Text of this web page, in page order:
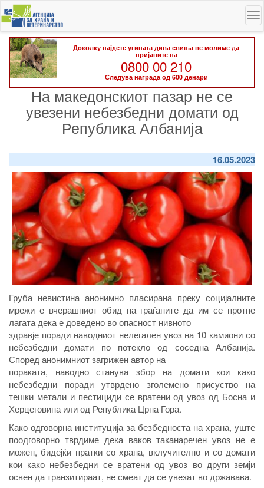
Skip
to
main
content
Доколку најдете угината дива свиња ве молиме да
пријавите на
0800 00 210
Следува награда од 600 денари
На македонскиот пазар не се
увезени небезбедни домати од
Република Албанија
16.05.2023
Груба невистина анонимно пласирана преку социјалните
мрежи е вчерашниот обид на граѓаните да им се протне
лагата дека е доведено во опасност нивното
здравје поради наводниот нелегален увоз на 10 камиони со
небезбедни домати по потекло од соседна Албанија.
Според анонимниот загрижен автор на
пораката, наводно станува збор на домати кои како
небезбедни поради утврдено зголемено присуство на
тешки метали и пестициди се вратени од увоз од Босна и
Херцеговина или од Република Црна Гора.
Како одговорна институција за безбедноста на храна, уште
поодговорно тврдиме дека ваков таканаречен увоз не е
можен, бидејќи пратки со храна, вклучително и со домати
кои како небезбедни се вратени од увоз во други земји
освен да транзитираат, не смеат да се увезат во државава.